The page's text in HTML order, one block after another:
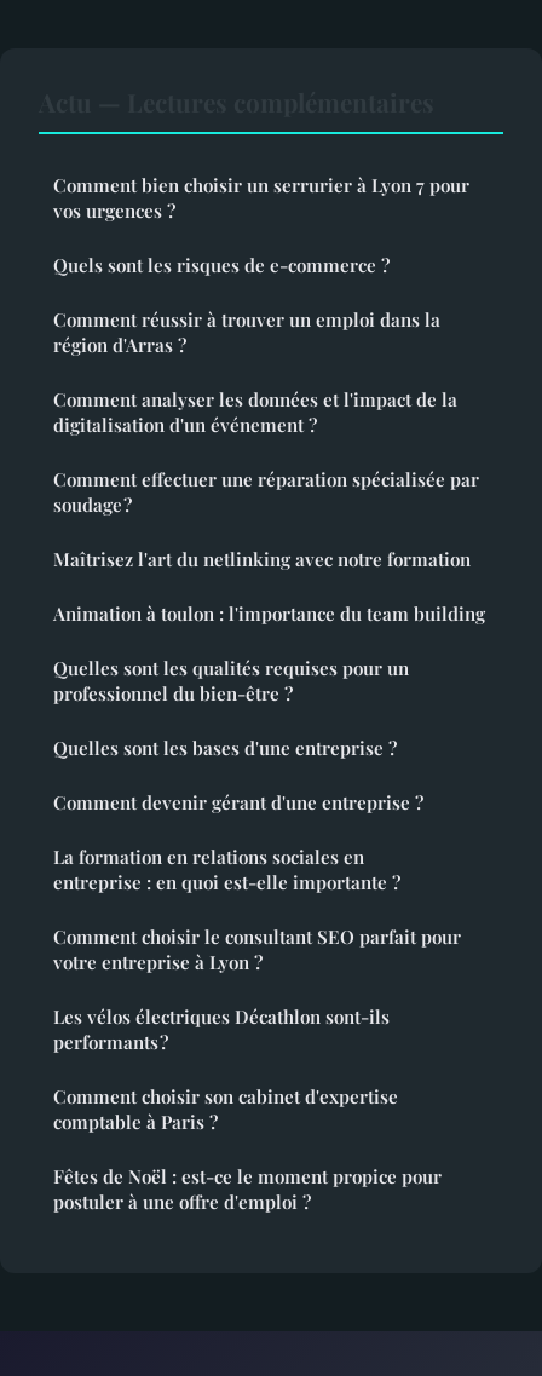
Comment bien choisir un serrurier à Lyon 7 pour
vos urgences ?
Quels sont les risques de e-commerce ?
Comment réussir à trouver un emploi dans la
région d'Arras ?
Comment analyser les données et l'impact de la
digitalisation d'un événement ?
Comment effectuer une réparation spécialisée par
soudage ?
Maîtrisez l'art du netlinking avec notre formation
Animation à toulon : l'importance du team building
Quelles sont les qualités requises pour un
professionnel du bien-être ?
Quelles sont les bases d'une entreprise ?
Comment devenir gérant d'une entreprise ?
La formation en relations sociales en
entreprise : en quoi est-elle importante ?
Comment choisir le consultant SEO parfait pour
votre entreprise à Lyon ?
Les vélos électriques Décathlon sont-ils
performants ?
Comment choisir son cabinet d'expertise
comptable à Paris ?
Fêtes de Noël : est-ce le moment propice pour
postuler à une offre d'emploi ?